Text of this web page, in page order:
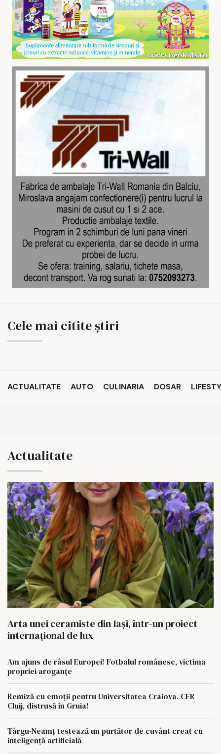
Cele mai citite știri
ACTUALITATE AUTO CULINARIA DOSAR
Actualitate
Arta unei ceramiste din Iași, într-un proiect
internațional de lux
Am ajuns de râsul Europei! Fotbalul românesc, victima
propriei aroganțe
Remiză cu emoții pentru Universitatea Craiova. CFR
Cluij, distrusă în Gruia!
Târgu-Neamț testează un purtător de cuvânt creat cu
inteligență artificială